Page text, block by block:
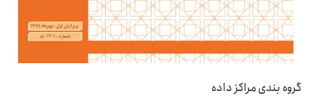
گروه بندی مراکز داده